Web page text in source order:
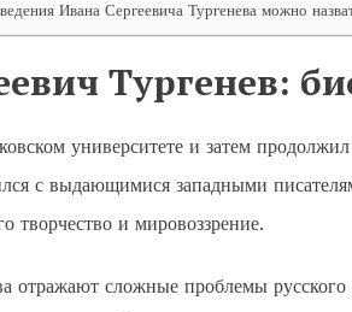
Ивана Сергеевича Тургенева можно
Тургенев:
университете и затем
с выдающимися западными
творчество и мировоззрение.
отражают сложные проблемы